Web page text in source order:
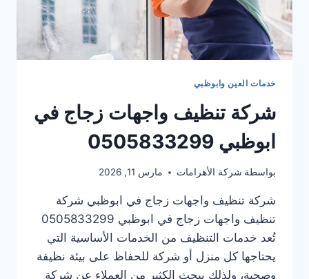
خدمات العين وابوظبي
شركة تنظيف واجهات زجاج في
ابوظبي 0505833299
بواسطة شركة الأهرامات مارس 11, 2026
شركة تنظيف واجهات زجاج في ابوظبي شركة
تنظيف واجهات زجاج في ابوظبي 0505833299
تُعد خدمات التنظيف من الخدمات الأساسية التي
يحتاجها كل منزل أو شركة للحفاظ على بيئة نظيفة
وصحية، ولذلك يبحث الكثير من العملاء عن شركة